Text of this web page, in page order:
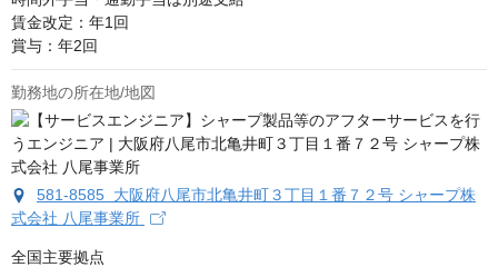
賃金改定：年1回
賞与：年2回
勤務地の所在地/地図
581-8585 大阪府八尾市北亀井町３丁目１番７２号 シャープ株
式会社 八尾事業所
全国主要拠点